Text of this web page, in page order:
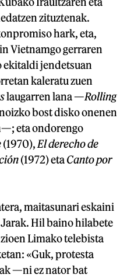
zituztenak.
hark, eta,
Vietnamgo gerraren
ekitaldi jendetsuan
kaleratu zuen
laugarren lana —Rolling
bost disko onenen
eta ondorengo
(1970), El derecho de
(1972) etaCanto por
maitasunari eskaini
Hil baino hilabete
Limako telebista
«Guk, protesta
—ni ez nator bat